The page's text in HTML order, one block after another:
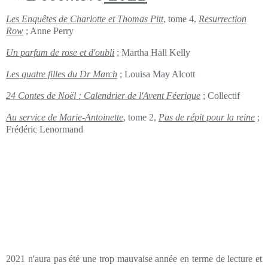
Les Enquêtes de Charlotte et Thomas Pitt, tome 4, Resurrection
Row ; Anne Perry
Un parfum de rose et d'oubli ; Martha Hall Kelly
Les quatre filles du Dr March ; Louisa May Alcott
24 Contes de Noël : Calendrier de l'Avent Féerique ; Collectif
Au service de Marie-Antoinette, tome 2, Pas de répit pour la reine ;
Frédéric Lenormand
2021 n'aura pas été une trop mauvaise année en terme de lecture et